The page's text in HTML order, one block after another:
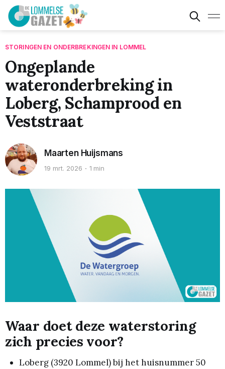
STORINGEN EN ONDERBREKINGEN IN LOMMEL
Ongeplande
wateronderbreking in
Loberg, Schamprood en
Veststraat
Maarten Huijsmans
19 mrt. 2026 1 min
Waar doet deze waterstoring
zich precies voor?
Loberg (3920 Lommel) bij het huisnummer 50